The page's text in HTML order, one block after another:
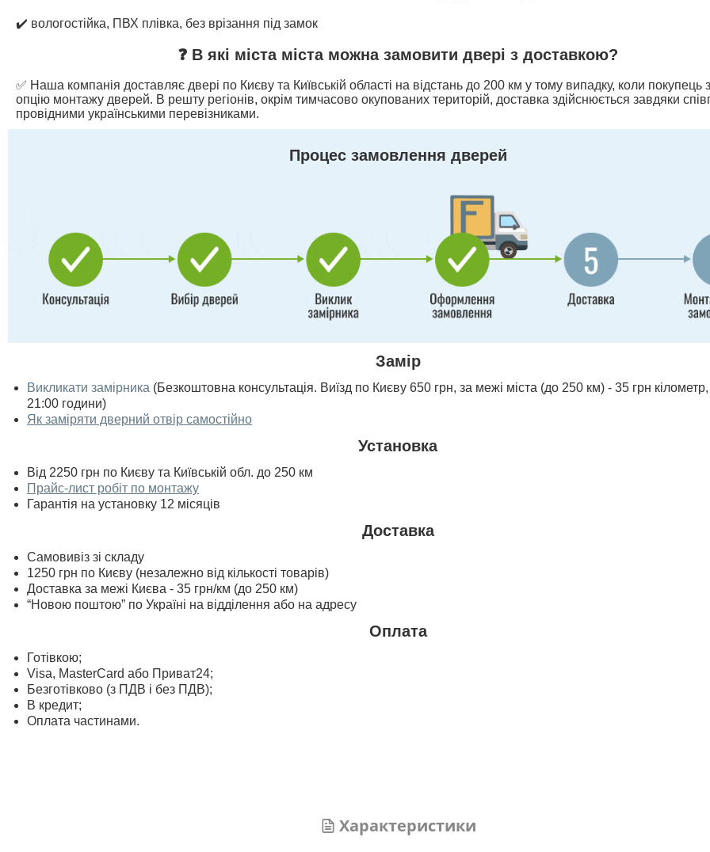
✔️ вологостійка, ПВХ плівка, без врізання під замок
❓ В які міста міста можна замовити двері з доставкою?
✅ Наша компанія доставляє двері по Києву та Київській області на відстань до 200 км у тому випадку, коли покупець
опцію монтажу дверей. В решту регіонів, окрім тимчасово окупованих територій, доставка здійснюється завдяки
провідними українськими перевізниками.
Процес замовлення дверей
Замір
Викликати замірника (Безкоштовна консультація. Виїзд по Києву 650 грн, за межі міста (до 250 км) - 35 грн
21:00 години)
Як заміряти дверний отвір самостійно
Установка
Від 2250 грн по Києву та Київській обл. до 250 км
Прайс-лист робіт по монтажу
Гарантія на установку 12 місяців
Доставка
Самовивіз зі складу
1250 грн по Києву (незалежно від кількості товарів)
Доставка за межі Києва - 35 грн/км (до 250 км)
“Новою поштою” по Україні на відділення або на адресу
Оплата
Готівкою;
Visa, MasterСard або Приват24;
Безготівково (з ПДВ і без ПДВ);
В кредит;
Оплата частинами.
Характеристики